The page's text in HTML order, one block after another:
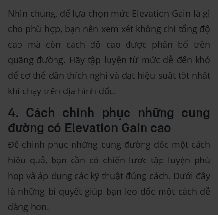
Nhìn chung, để lựa chọn mức Elevation Gain là gì
cho phù hợp, bạn nên xem xét không chỉ tổng độ
cao mà còn cách độ cao được phân bố trên
quãng đường. Hãy tập luyện từ mức dễ đến khó
để cơ thể dần thích nghi và đạt hiệu suất tốt nhất
khi chạy trên địa hình dốc.
4. Cách chinh phục những cung
đường có Elevation Gain cao
Để chinh phục những cung đường dốc một cách
hiệu quả, bạn cần có chiến lược tập luyện phù
hợp và áp dụng các kỹ thuật đúng cách. Dưới đây
là những bí quyết giúp bạn leo dốc một cách dễ
dàng hơn.